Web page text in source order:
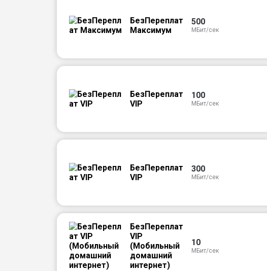
БезПереплат
Максимум
500
МБит/сек
БезПереплат
VIP
100
МБит/сек
БезПереплат
VIP
300
МБит/сек
БезПереплат
VIP
(Мобильный
домашний
интернет)
10
МБит/сек